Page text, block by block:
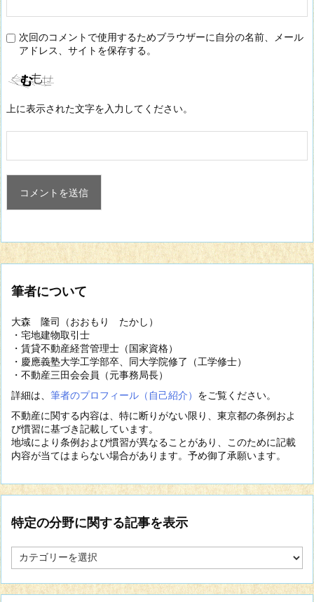
次回のコメントで使用するためブラウザーに自分の名前、メール
アドレス、サイトを保存する。
上に表示された文字を入力してください。
筆者について
大森 隆司（おおもり たかし）
・宅地建物取引士
・賃貸不動産経営管理士（国家資格）
・慶應義塾大学工学部卒、同大学院修了（工学修士）
・不動産三田会会員（元事務局長）
詳細は、 筆者のプロフィール（自己紹介） をご覧ください。
不動産に関する内容は、特に断りがない限り、東京都の条例およ
び慣習に基づき記載しています。
地域により条例および慣習が異なることがあり、このために記載
内容が当てはまらない場合があります。予め御了承願います。
特定の分野に関する記事を表示
定
分